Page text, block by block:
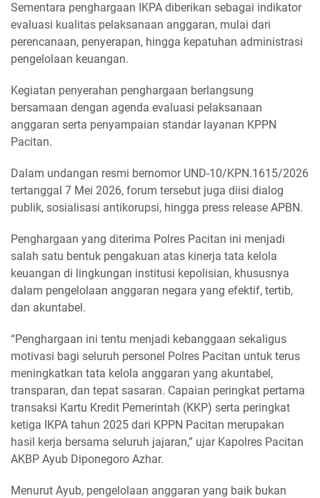
Sementara penghargaan IKPA diberikan sebagai indikator
evaluasi kualitas pelaksanaan anggaran, mulai dari
perencanaan, penyerapan, hingga kepatuhan administrasi
pengelolaan keuangan.
Kegiatan penyerahan penghargaan berlangsung
bersamaan dengan agenda evaluasi pelaksanaan
anggaran serta penyampaian standar layanan KPPN
Pacitan.
Dalam undangan resmi bernomor UND-10/KPN.1615/2026
tertanggal 7 Mei 2026, forum tersebut juga diisi dialog
publik, sosialisasi antikorupsi, hingga press release APBN.
Penghargaan yang diterima Polres Pacitan ini menjadi
salah satu bentuk pengakuan atas kinerja tata kelola
keuangan di lingkungan institusi kepolisian, khususnya
dalam pengelolaan anggaran negara yang efektif, tertib,
dan akuntabel.
“Penghargaan ini tentu menjadi kebanggaan sekaligus
motivasi bagi seluruh personel Polres Pacitan untuk terus
meningkatkan tata kelola anggaran yang akuntabel,
transparan, dan tepat sasaran. Capaian peringkat pertama
transaksi Kartu Kredit Pemerintah (KKP) serta peringkat
ketiga IKPA tahun 2025 dari KPPN Pacitan merupakan
hasil kerja bersama seluruh jajaran,” ujar Kapolres Pacitan
AKBP Ayub Diponegoro Azhar.
Menurut Ayub, pengelolaan anggaran yang baik bukan